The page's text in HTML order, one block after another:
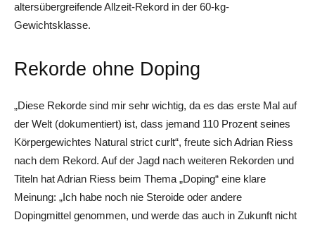
altersübergreifende Allzeit-Rekord in der 60-kg-
Gewichtsklasse.
Rekorde ohne Doping
„Diese Rekorde sind mir sehr wichtig, da es das erste Mal auf
der Welt (dokumentiert) ist, dass jemand 110 Prozent seines
Körpergewichtes Natural strict curlt“, freute sich Adrian Riess
nach dem Rekord. Auf der Jagd nach weiteren Rekorden und
Titeln hat Adrian Riess beim Thema „Doping“ eine klare
Meinung: „Ich habe noch nie Steroide oder andere
Dopingmittel genommen, und werde das auch in Zukunft nicht